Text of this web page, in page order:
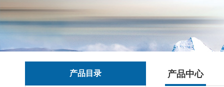
产品目录 产品中心